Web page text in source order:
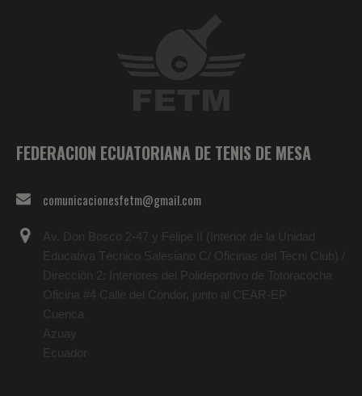
FEDERACION ECUATORIANA DE TENIS DE MESA
comunicacionesfetm@gmail.com
Av. Don Bosco 2-47 y Felipe II (Interior de la Unidad
Educativa Técnico Salesiano C/ Oficinas del Tecni Club) /
Dirección 2: Interiores del Polideportivo de Totoracocha
Oficina #4 Calle del Cóndor, junto al CEAR-EP
Cuenca
Azuay
Ecuador